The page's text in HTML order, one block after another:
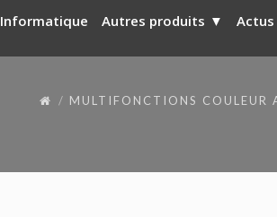
Informatique Autres produits Actus
MULTIFONCTIONS COULEUR